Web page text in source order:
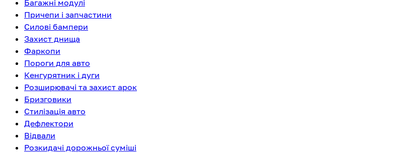
Багажні модулі
Причепи і запчастини
Силові бампери
Захист днища
Фаркопи
Пороги для авто
Кенгурятник і дуги
Розширювачі та захист арок
Бризговики
Стилізація авто
Дефлектори
Відвали
Розкидачі дорожньої суміші